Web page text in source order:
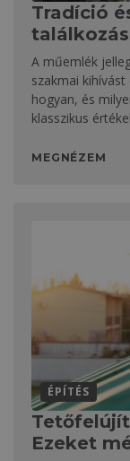
Tradíció
A műemlék
szakmai
hogyan, és
klasszikus
MEGNÉZEM
ÉPÍTÉS
Ezeket